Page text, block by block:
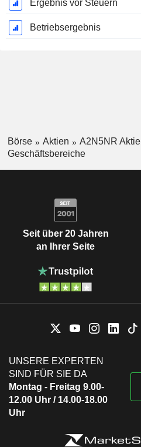
Ergebnis vor Steuern
Betriebsergebnis
Börse Aktien A2N5NR Aktie
Geschäftsbereiche
Seit über 20 Jahren
an Ihrer Seite
UNSERE EXPERTEN
SIND FÜR SIE DA
Montag - Freitag 9.00-
12.00 Uhr / 14.00-18.00
Uhr